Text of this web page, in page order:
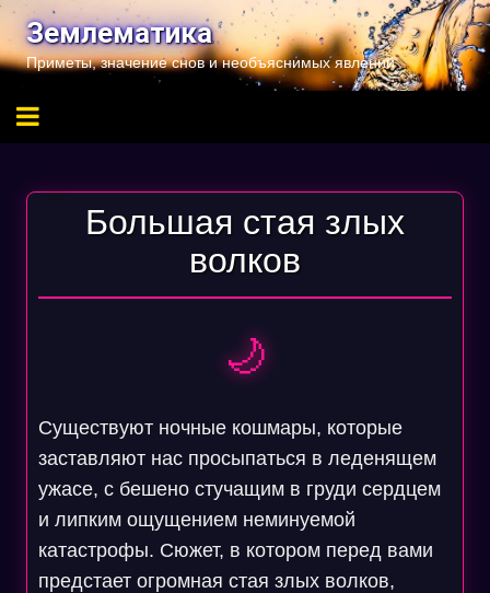
Перейти
содержимому
Землематика
Приметы, значение снов и необъяснимых явлений
Большая стая злых
волков
🌙
Существуют ночные кошмары, которые
заставляют нас просыпаться в леденящем
ужасе, с бешено стучащим в груди сердцем
и липким ощущением неминуемой
катастрофы. Сюжет, в котором перед вами
предстает огромная стая злых волков,